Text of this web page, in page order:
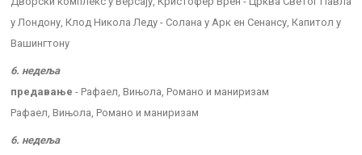
у Лондону, Клод Никола Леду - Солана у Арк ен Сенансу, Капитол у
Вашингтону
6. недеља
предавање - Рафаел, Вињола, Романо и маниризам
Рафаел, Вињола, Романо и маниризам
6. недеља